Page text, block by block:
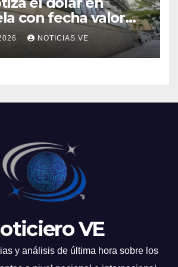
con fecha valor
de agosto de 2026
NOTICIAS VE
VE
y análisis de última hora sobre los